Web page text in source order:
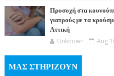
Προσοχή στα
γιατρούς με τα
Αττική
Unknown Aug
ΜΑΣ ΣΤΗΡΙΖΟΥΝ